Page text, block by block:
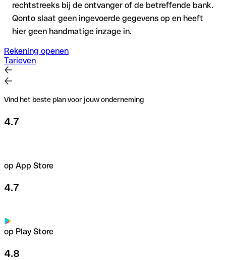
rechtstreeks bij de ontvanger of de betreffende bank.
Qonto slaat geen ingevoerde gegevens op en heeft
hier geen handmatige inzage in.
Rekening openen
Tarieven
Vind het beste plan voor jouw onderneming
4.7
op App Store
4.7
op Play Store
4.8